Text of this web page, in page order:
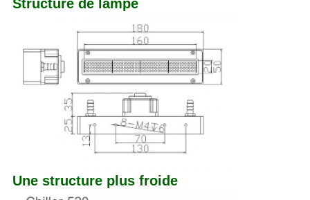
Structure de lampe
Une structure plus froide